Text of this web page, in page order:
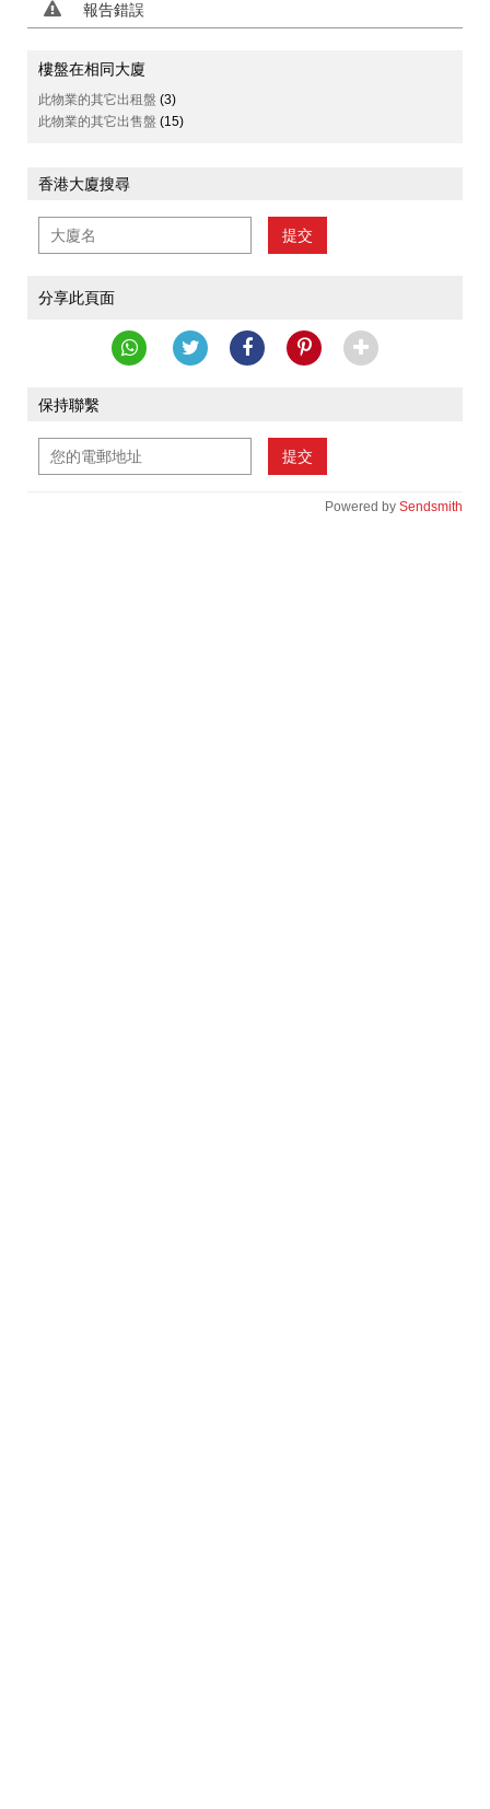
報告錯誤
樓盤在相同大廈
此物業的其它出租盤 (3)
此物業的其它出售盤 (15)
香港大廈搜尋
提交
分享此頁面
保持聯繫
提交
Powered by Sendsmith